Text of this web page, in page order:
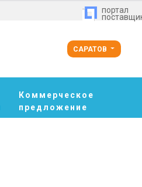
портал
САРАТОВ
Коммерческое
предложение